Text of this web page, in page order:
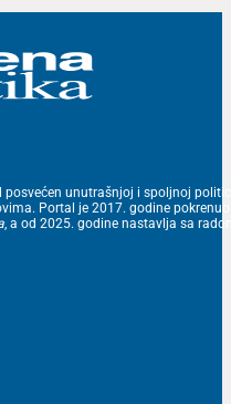
posvećen unutrašnjoj i spoljnoj
Portal je 2017. godine
, a od 2025. godine nastavlja sa